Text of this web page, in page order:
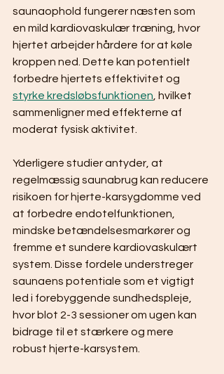
saunaophold fungerer næsten som
en mild kardiovaskulær træning, hvor
hjertet arbejder hårdere for at køle
kroppen ned. Dette kan potentielt
forbedre hjertets effektivitet og
styrke kredsløbsfunktionen , hvilket
sammenligner med effekterne af
moderat fysisk aktivitet.
Yderligere studier antyder, at
regelmæssig saunabrug kan reducere
risikoen for hjerte-karsygdomme ved
at forbedre endotelfunktionen,
mindske betændelsesmarkører og
fremme et sundere kardiovaskulært
system. Disse fordele understreger
saunaens potentiale som et vigtigt
led i forebyggende sundhedspleje,
hvor blot 2-3 sessioner om ugen kan
bidrage til et stærkere og mere
robust hjerte-karsystem.